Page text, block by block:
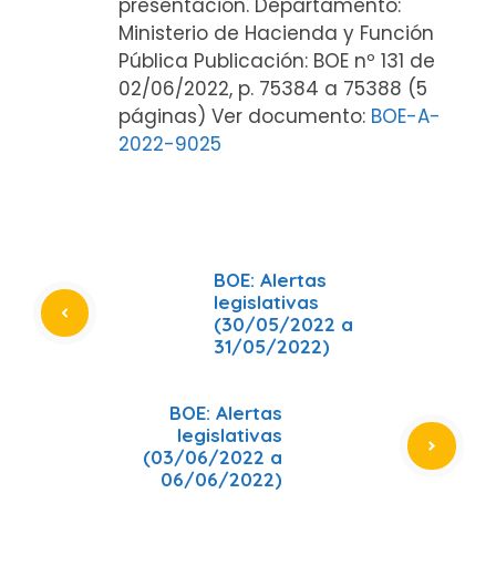
Ministerio de Hacienda y Función
Pública Publicación: BOE nº 131 de
02/06/2022, p. 75384 a 75388 (5
páginas) Ver documento: BOE-A-
2022-9025
BOE: Alertas
legislativas
(30/05/2022 a
31/05/2022)
BOE: Alertas
legislativas
(03/06/2022 a
06/06/2022)